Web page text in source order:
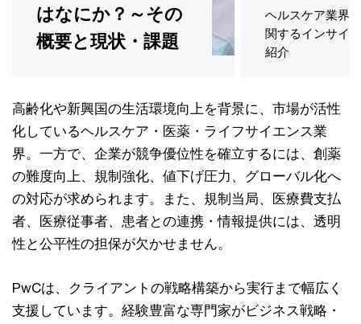
はなにか？～その
概要と現状・課題
ヘルスケア業界
関するインサイ
紹介
高齢化や新興国の生活環境向上を背景に、市場が活性
化しているヘルスケア・医薬・ライフサイエンス業
界。一方で、企業が競争優位性を確立するには、創薬
の難度向上、規制強化、値下げ圧力、グローバル化へ
の対応が求められます。また、規制当局、医療費支払
者、医療従事者、患者との連携・情報提供には、透明
性と公平性の担保が欠かせません。
PwCは、クライアントの戦略構築から実行まで幅広く
支援しています。経験豊富な専門家がビジネス戦略・